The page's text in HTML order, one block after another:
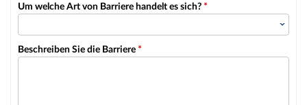
Um welche Art von Barriere handelt es sich? *
Beschreiben Sie die Barriere *